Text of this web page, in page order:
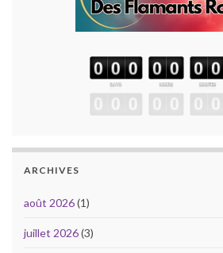
ARCHIVES
août 2026(1)
juillet 2026(3)